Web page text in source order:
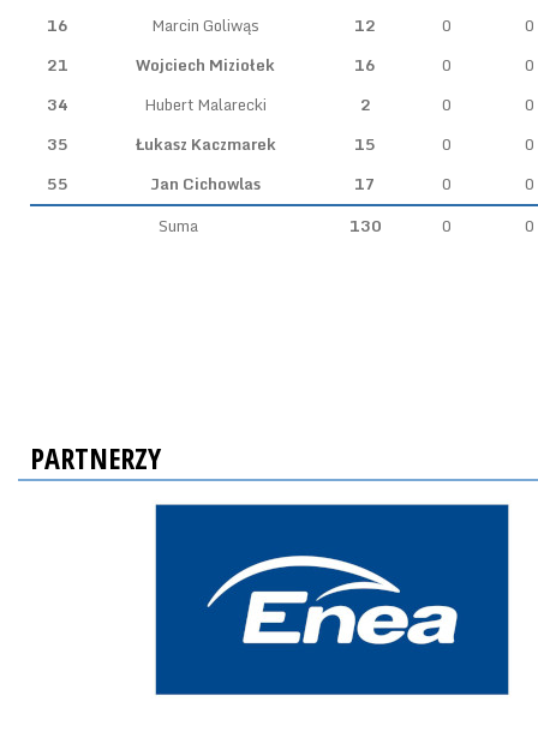
16
Marcin Goliwąs 12 0
0
21
Wojciech Miziołek 16 0
0
34
Hubert Malarecki 2 0
0
35
Łukasz Kaczmarek 15 0
0
55
Jan Cichowlas 17 0
0
Suma
130 0 0
PARTNERZY